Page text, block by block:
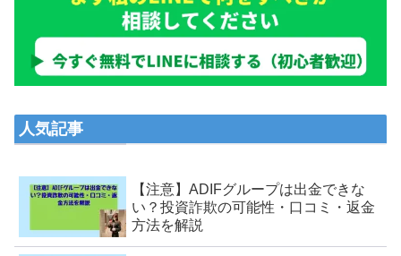
人気記事
【注意】ADIFグループは出金できな
い？投資詐欺の可能性・口コミ・返金
方法を解説